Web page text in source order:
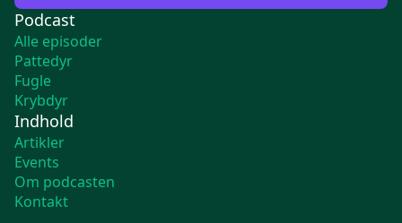
Podcast
Alle episoder
Pattedyr
Fugle
Krybdyr
Indhold
Artikler
Events
Om podcasten
Kontakt